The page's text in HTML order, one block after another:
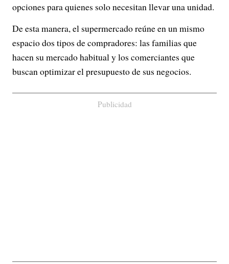
opciones para quienes solo necesitan llevar una unidad.
De esta manera, el supermercado reúne en un mismo
espacio dos tipos de compradores: las familias que
hacen su mercado habitual y los comerciantes que
buscan optimizar el presupuesto de sus negocios.
Publicidad